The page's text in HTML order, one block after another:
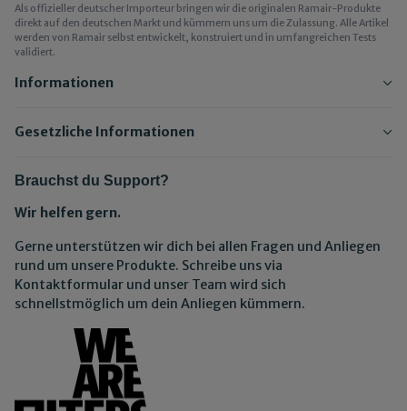
Als offizieller deutscher Importeur bringen wir die originalen Ramair-Produkte
direkt auf den deutschen Markt und kümmern uns um die Zulassung. Alle Artikel
werden von Ramair selbst entwickelt, konstruiert und in umfangreichen Tests
validiert.
Informationen
Gesetzliche Informationen
Brauchst du Support?
Wir helfen gern.
Gerne unterstützen wir dich bei allen Fragen und Anliegen
rund um unsere Produkte. Schreibe uns via
Kontaktformular und unser Team wird sich
schnellstmöglich um dein Anliegen kümmern.